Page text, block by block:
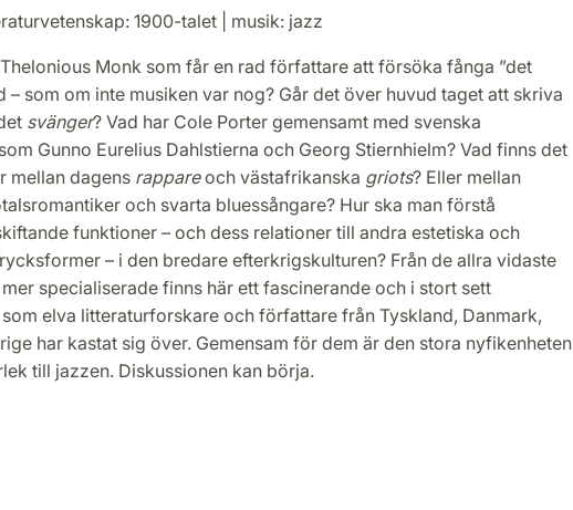
1900-talet | musik: jazz
Monk som får en rad författare att försöka fånga ”det
– som om inte musiken var nog? Går det över huvud taget att skriva
svänger? Vad har Cole Porter gemensamt med svenska
Gunno Eurelius Dahlstierna och Georg Stiernhielm? Vad finns det
mellan dagens rappareoch västafrikanska griots? Eller mellan
och svarta bluessångare? Hur ska man förstå
funktioner – och dess relationer till andra estetiska och
– i den bredare efterkrigskulturen? Från de allra vidaste
specialiserade finns här ett fascinerande och i stort sett
elva litteraturforskare och författare från Tyskland, Danmark,
har kastat sig över. Gemensam för dem är den stora nyfikenheten
till jazzen. Diskussionen kan börja.